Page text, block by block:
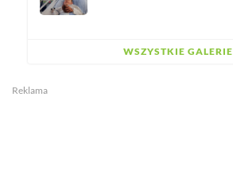
WSZYSTKIE GALERIE
Reklama